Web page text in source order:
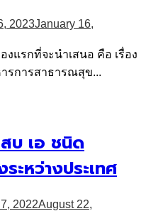
2023January 16,
งแรกที่จะนำเสนอ คือ เรื่อง
รการสาธารณสุข...
บ เอ ชนิด
ะหว่างประเทศ
2022August 22,